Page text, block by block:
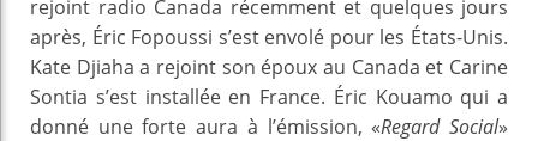
rejoint radio Canada récemment et quelques jours
après, Éric Fopoussi s’est envolé pour les États-Unis.
Kate Djiaha a rejoint son époux au Canada et Carine
Sontia s’est installée en France. Éric Kouamo qui a
donné une forte aura à l’émission, «Regard Social»